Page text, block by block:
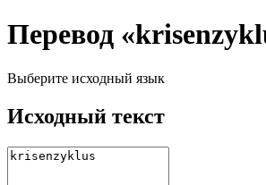
Перевод
Выберите исходный язык
Исходный текст